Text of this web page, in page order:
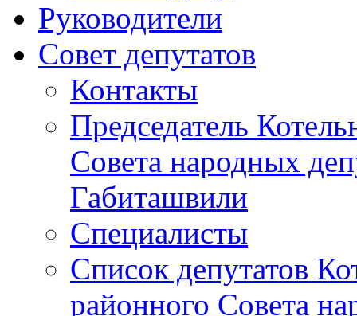
Руководители
Совет депутатов
Контакты
Председатель
Совета народных
Габиташвили
Специалисты
Список депутатов
районного Совета